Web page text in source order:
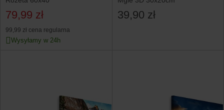
79,99 zł
99,99 zł cena regularna
Wysyłamy w 24h
39,90 zł